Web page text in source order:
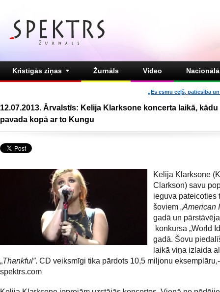
Kristīgās ziņas Žurnāls Video
„Es esmu ceļš, patiesība
12.07.2013. Ārvalstīs: Kelija Klarksone koncerta laikā, kādu
pavada kopā ar to Kungu
Kelija Klarksone
Clarkson) savu
ieguva pateicoties
šoviem „American
gadā un
konkursā „World
gadā. Šovu
laikā viņa izlaida
„Thankful”. CD veiksmīgi tika pārdots 10,5 miljonu
spektrs.com